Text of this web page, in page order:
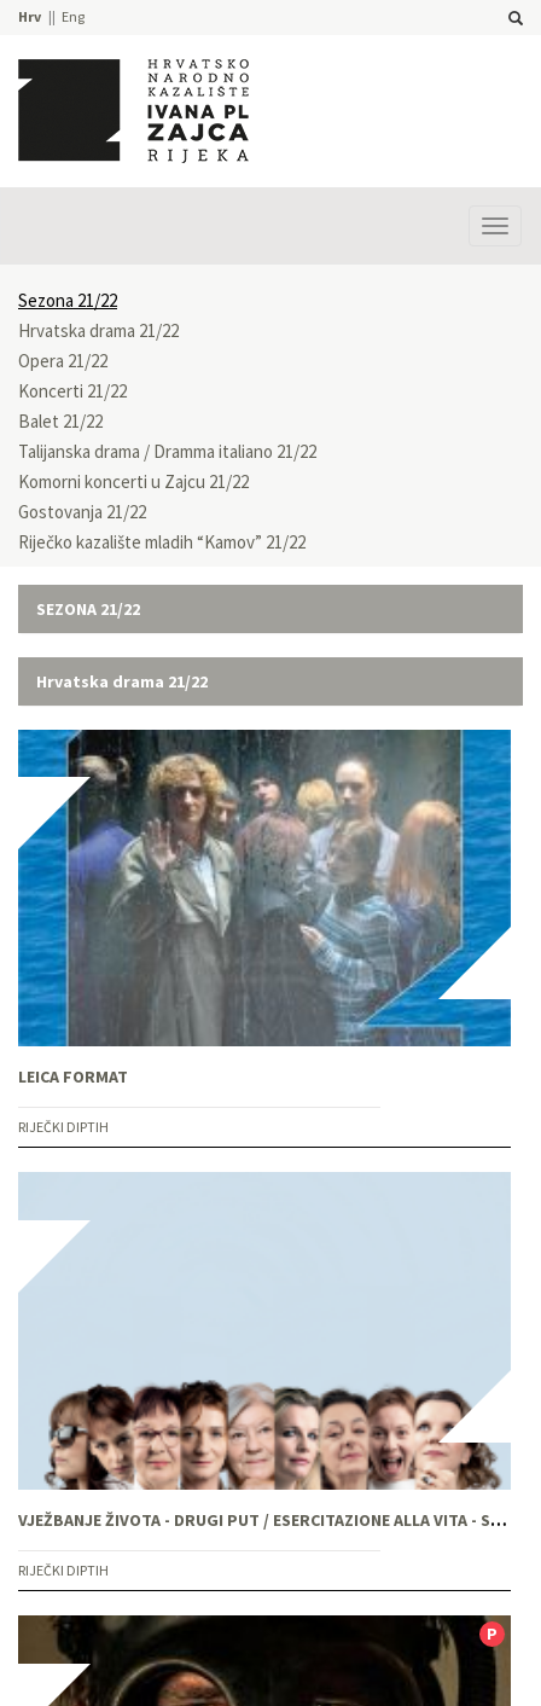
Hrv Eng
Sezona 21/22
Hrvatska drama 21/22
Opera 21/22
Koncerti 21/22
Balet 21/22
Talijanska drama / Dramma italiano 21/22
Komorni koncerti u Zajcu 21/22
Gostovanja 21/22
Riječko kazalište mladih “Kamov” 21/22
SEZONA 21/22
Hrvatska drama 21/22
LEICA FORMAT
RIJEČKI DIPTIH
VJEŽBANJE ŽIVOTA - DRUGI PUT / ESERCITAZIONE ALLA VITA - SECONDA VOLTA
RIJEČKI DIPTIH